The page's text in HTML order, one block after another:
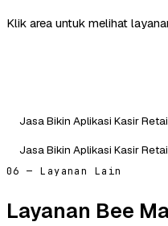
Klik area untuk melihat
Jasa Bikin Aplikasi Kasir
Jasa Bikin Aplikasi Kasir
06 — Layanan Lain
Layanan Bee